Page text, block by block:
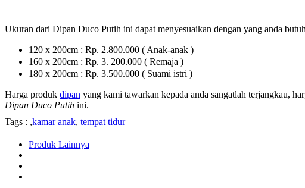
Ukuran dari Dipan Duco Putih ini dapat menyesuaikan dengan yang anda
120 x 200cm : Rp. 2.800.000 ( Anak-anak )
160 x 200cm : Rp. 3. 200.000 ( Remaja )
180 x 200cm : Rp. 3.500.000 ( Suami istri )
Harga produk dipan yang kami tawarkan kepada anda sangatlah terjangkau,
Dipan Duco Putih ini.
Tags : ,kamar anak, tempat tidur
Produk Lainnya